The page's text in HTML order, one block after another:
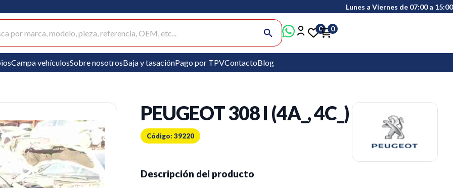
Lunes a Viernes de 07:00 a 15:00
search 0 0
Campa vehículosSobre nosotrosBaja y tasaciónPago por TPVContactoBlog
PEUGEOT 308 I (4A_, 4C_)
Código: 39220
Descripción del producto